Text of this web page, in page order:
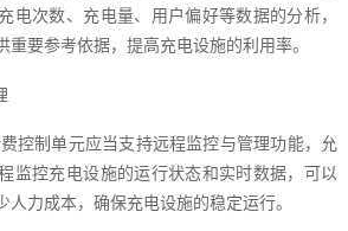
电次数、充电量、用户偏好等数据的分析，
要参考依据，提高充电设施的利用率。
控制单元应当支持远程监控与管理功能，允
监控充电设施的运行状态和实时数据，可以
人力成本，确保充电设施的稳定运行。